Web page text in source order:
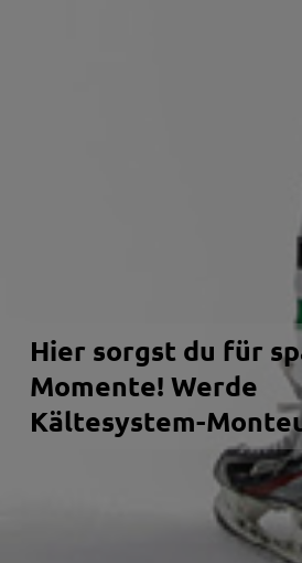
Hier sorgst du für
Momente! Werde
Kältesystem-